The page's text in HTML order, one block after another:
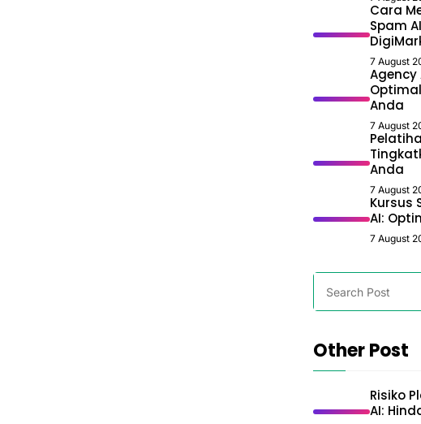
Cara
Spam
7 August
Agency
Anda
7 August
Anda
7 August
Kursus
AI:
7 August
Other Post
Risiko
AI: